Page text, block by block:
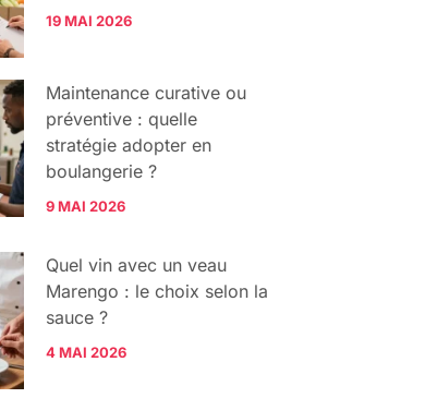
19 MAI 2026
Maintenance curative ou
préventive : quelle
stratégie adopter en
boulangerie ?
9 MAI 2026
Quel vin avec un veau
Marengo : le choix selon la
sauce ?
4 MAI 2026